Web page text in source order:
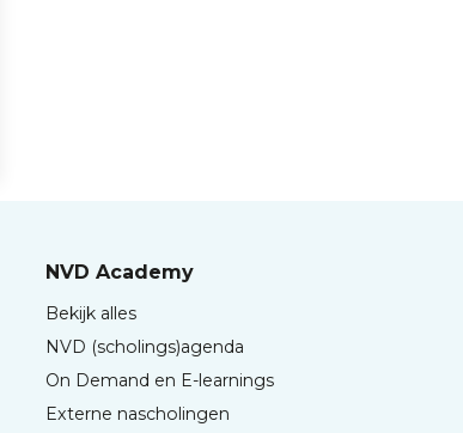
NVD Academy
Bekijk alles
NVD (scholings)agenda
On Demand en E-learnings
Externe nascholingen